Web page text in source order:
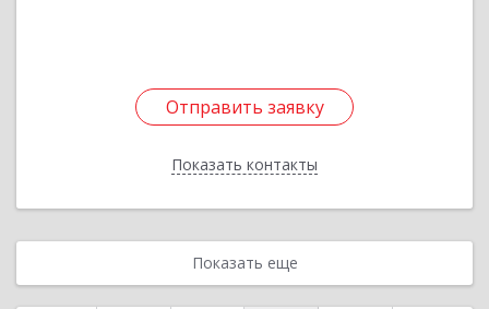
Отправить заявку
Показать контакты
Отправить заявку
Назад
Показать еще